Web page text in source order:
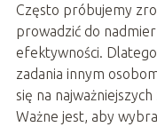
Często próbujemy
prowadzić do
efektywności.
zadania innym
się na najważniejszych
Ważne jest, aby